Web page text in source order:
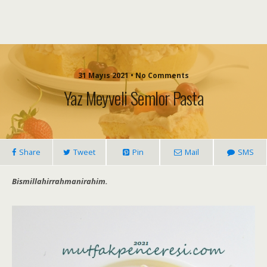
31 Mayıs 2021 • No Comments
Yaz Meyveli Semlor Pasta
Share Tweet Pin Mail SMS
Bismillahirrahmanirahim.